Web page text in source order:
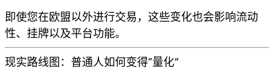
即使您在欧盟以外进行交易，这些变化也会影响流动
性、挂牌以及平台功能。
现实路线图：普通人如何变得“量化”